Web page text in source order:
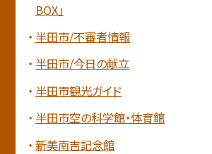
BOX」
半田市/不審者情報
半田市/今日の献立
半田市観光ガイド
半田市空の科学館・体育館
新美南吉記念館